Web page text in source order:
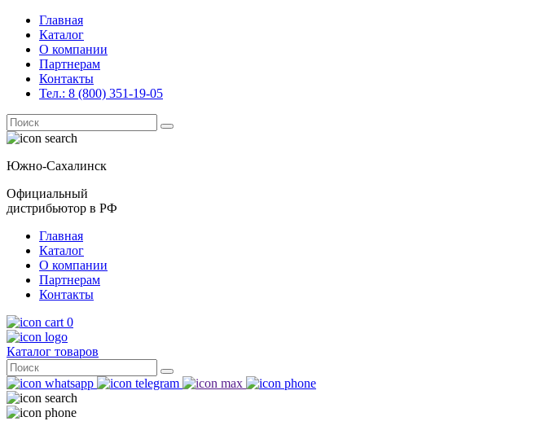
Главная
Каталог
О компании
Партнерам
Контакты
Тел.: 8 (800) 351-19-05
Поиск
for:
Южно-Сахалинск
Официальный
дистрибьютор в РФ
Главная
Каталог
О компании
Партнерам
Контакты
0
Каталог товаров
Поиск
for: